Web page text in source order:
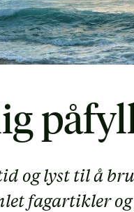
og lyst til å
fagartikler